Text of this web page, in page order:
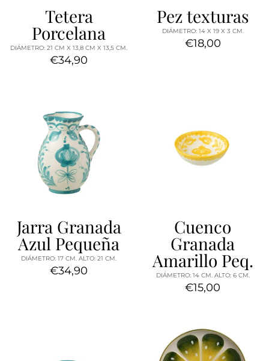
Tetera
Porcelana
DIÁMETRO: 21 CM X 13,8 CM X 13,5 CM.
€34,90
Pez texturas
DIÁMETRO: 14 X 19 X 3 CM.
€18,00
Jarra Granada
Azul Pequeña
DIÁMETRO: 17 CM. ALTO: 21 CM.
€34,90
Cuenco
Granada
Amarillo Peq.
DIÁMETRO: 14 CM. ALTO: 6 CM.
€15,00